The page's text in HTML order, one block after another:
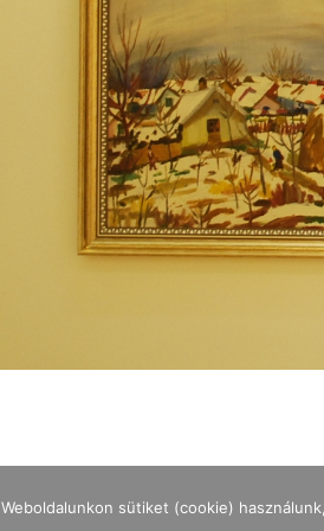
Weboldalunkon sütiket (cookie)